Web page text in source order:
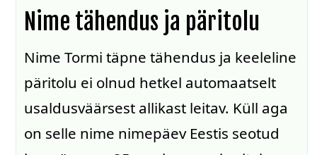
Nime tähendus ja päritolu
Nime Tormi täpne tähendus ja keeleline
päritolu ei olnud hetkel automaatselt
usaldusväärsest allikast leitav. Küll aga
on selle nime nimepäev Eestis seotud